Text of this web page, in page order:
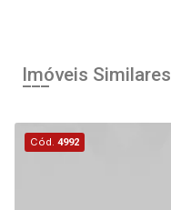
Imóveis Similares
Cód.4992